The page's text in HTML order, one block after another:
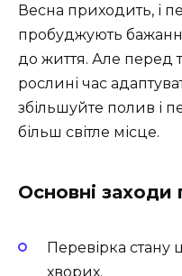
Весна приходить, і
пробуджують
до життя. Але перед
рослині час
збільшуйте полив і
більш світле місце.
Основні заходи
Перевірка
хворих.